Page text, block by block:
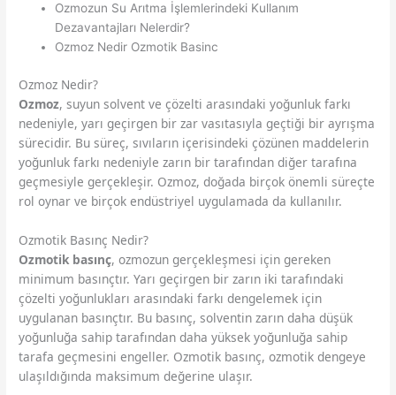
Ozmozun Su Arıtma İşlemlerindeki Kullanım
Dezavantajları Nelerdir?
Ozmoz Nedir Ozmotik Basinc
Ozmoz Nedir?
Ozmoz, suyun solvent ve çözelti arasındaki yoğunluk farkı
nedeniyle, yarı geçirgen bir zar vasıtasıyla geçtiği bir ayrışma
sürecidir. Bu süreç, sıvıların içerisindeki çözünen maddelerin
yoğunluk farkı nedeniyle zarın bir tarafından diğer tarafına
geçmesiyle gerçekleşir. Ozmoz, doğada birçok önemli süreçte
rol oynar ve birçok endüstriyel uygulamada da kullanılır.
Ozmotik Basınç Nedir?
Ozmotik basınç, ozmozun gerçekleşmesi için gereken
minimum basınçtır. Yarı geçirgen bir zarın iki tarafındaki
çözelti yoğunlukları arasındaki farkı dengelemek için
uygulanan basınçtır. Bu basınç, solventin zarın daha düşük
yoğunluğa sahip tarafından daha yüksek yoğunluğa sahip
tarafa geçmesini engeller. Ozmotik basınç, ozmotik dengeye
ulaşıldığında maksimum değerine ulaşır.